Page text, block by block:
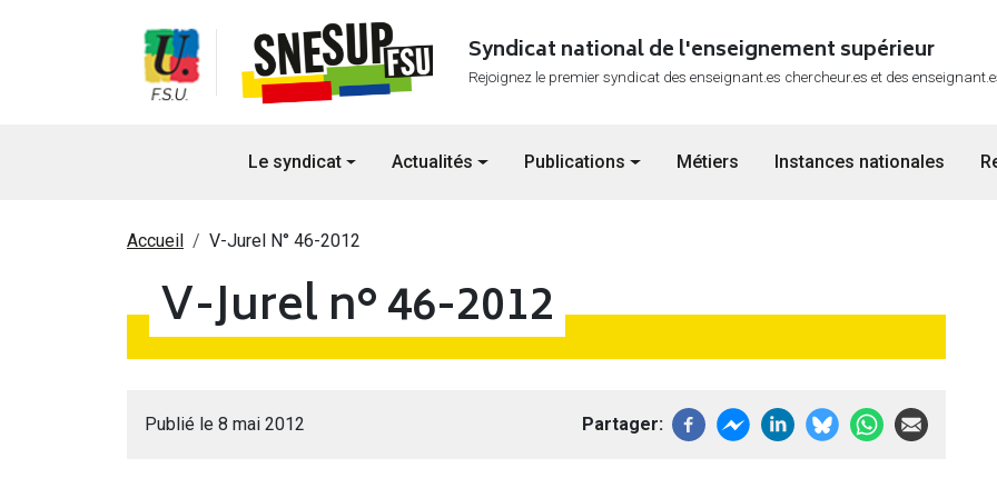
Syndicat national de l'enseignement supérieur
Rejoignez le premier syndicat des enseignant.es chercheur.es et des
Le syndicat Actualités Publications Métiers Instances nationales
Fil d'Ariane
Accueil V-Jurel N° 46-2012
V-Jurel n° 46-2012
Publié le 8 mai 2012 Partager